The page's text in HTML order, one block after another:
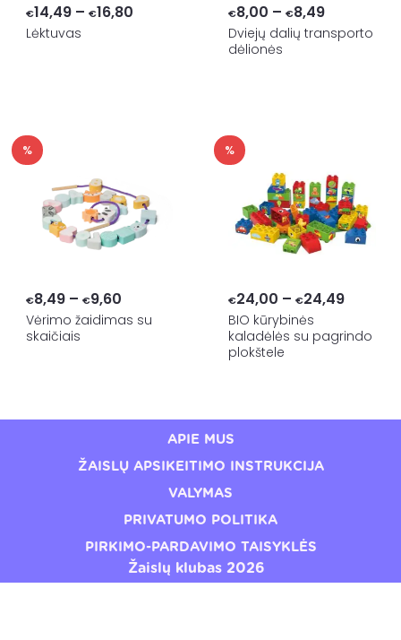
€14,49 – €16,80Price
Lėktuvas
€8,00 – €8,49Price
range:
Dviejų dalių transporto
dėlionės
%
€8,49 – €9,60Price
range:
Vėrimo žaidimas su
skaičiais
%
€24,00 – €24,49Price
€24,00
BIO kūrybinės
kaladėlės su pagrindo
plokštele
APIE MUS
ŽAISLŲ APSIKEITIMO INSTRUKCIJA
VALYMAS
PRIVATUMO POLITIKA
PIRKIMO-PARDAVIMO TAISYKLĖS
Žaislų klubas 2026